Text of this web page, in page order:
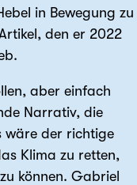
in Bewegung zu
den er 2022
aber einfach
Narrativ, die
wäre der richtige
Klima zu retten,
können. Gabriel